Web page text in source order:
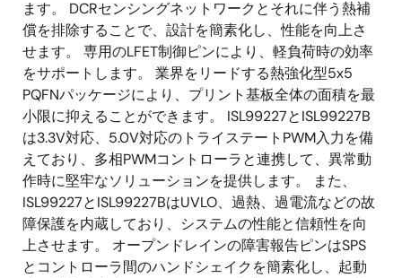
ます。 DCRセンシングネットワークとそれに伴う熱補
償を排除することで、設計を簡素化し、性能を向上さ
せます。 専用のLFET制御ピンにより、軽負荷時の効率
をサポートします。 業界をリードする熱強化型5x5
PQFNパッケージにより、プリント基板全体の面積を最
小限に抑えることができます。 ISL99227とISL99227B
は3.3V対応、5.0V対応のトライステートPWM入力を備
えており、多相PWMコントローラと連携して、異常動
作時に堅牢なソリューションを提供します。 また、
ISL99227とISL99227BはUVLO、過熱、過電流などの故
障保護を内蔵しており、システムの性能と信頼性を向
上させます。 オープンドレインの障害報告ピンはSPS
とコントローラ間のハンドシェイクを簡素化し、起動